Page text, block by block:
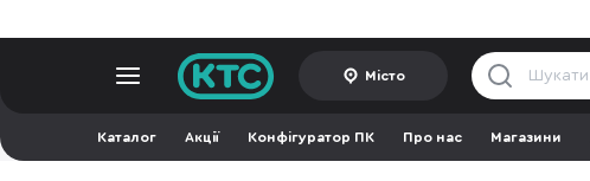
Місто
Каталог Акції Конфігуратор ПК Про нас Магазини